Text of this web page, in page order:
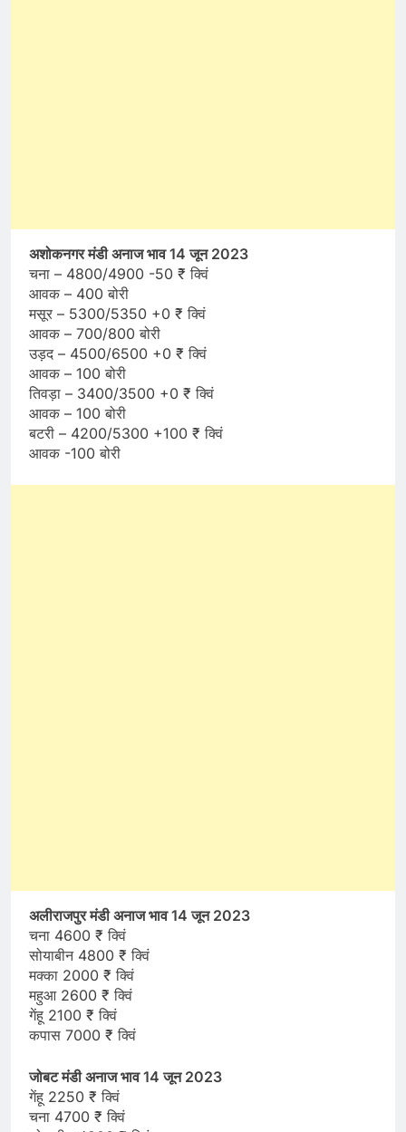
अशोकनगर मंडी अनाज भाव 14 जून 2023
चना – 4800/4900 -50 ₹ क्विं
आवक – 400 बोरी
मसूर – 5300/5350 +0 ₹ क्विं
आवक – 700/800 बोरी
उड़द – 4500/6500 +0 ₹ क्विं
आवक – 100 बोरी
तिवड़ा – 3400/3500 +0 ₹ क्विं
आवक – 100 बोरी
बटरी – 4200/5300 +100 ₹ क्विं
आवक -100 बोरी
अलीराजपुर मंडी अनाज भाव 14 जून 2023
चना 4600 ₹ क्विं
सोयाबीन 4800 ₹ क्विं
मक्का 2000 ₹ क्विं
महुआ 2600 ₹ क्विं
गेंहू 2100 ₹ क्विं
कपास 7000 ₹ क्विं
जोबट मंडी अनाज भाव 14 जून 2023
गेंहू 2250 ₹ क्विं
चना 4700 ₹ क्विं